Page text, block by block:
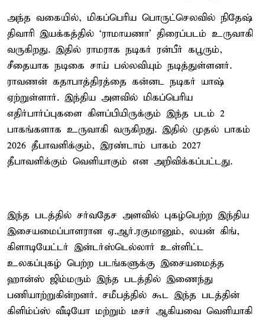
அந்த வகையில், மிகப்பெரிய பொருட்செலவில் நிதேஷ்
திவாரி இயக்கத்தில் ‘ராமாயணா’ திரைப்படம் உருவாகி
வருகிறது. இதில் ராமராக நடிகர் ரன்பீர் கபூரும்,
சீதையாக நடிகை சாய் பல்லவியும் நடித்துள்ளனர்.
ராவணன் கதாபாத்திரத்தை கன்னட நடிகர் யாஷ்
ஏற்றுள்ளார். இந்திய அளவில் மிகப்பெரிய
எதிர்பார்ப்புகளை கிளப்பியிருக்கும் இந்த படம் 2
பாகங்களாக உருவாகி வருகிறது. இதில் முதல் பாகம்
2026 தீபாவளிக்கும், இரண்டாம் பாகம் 2027
தீபாவளிக்கும் வெளியாகும் என அறிவிக்கப்பட்டது.
இந்த படத்தில் சர்வதேச அளவில் புகழ்பெற்ற இந்திய
இசையமைப்பாளரான ஏ.ஆர்.ரகுமானும், லயன் கிங்,
கிளாடியேட்டர் இன்டர்ஸ்டெல்லார் உள்ளிட்ட
உலகப்புகழ் பெற்ற படங்களுக்கு இசையமைத்த
ஹான்ஸ் ஜிம்மரும் இந்த படத்தில் இணைந்து
பணியாற்றுகின்றனர். சமீபத்தில் கூட இந்த படத்தின்
கிளிம்ப்ஸ் வீடியோ மற்றும் டீசர் ஆகியவை வெளியாகி